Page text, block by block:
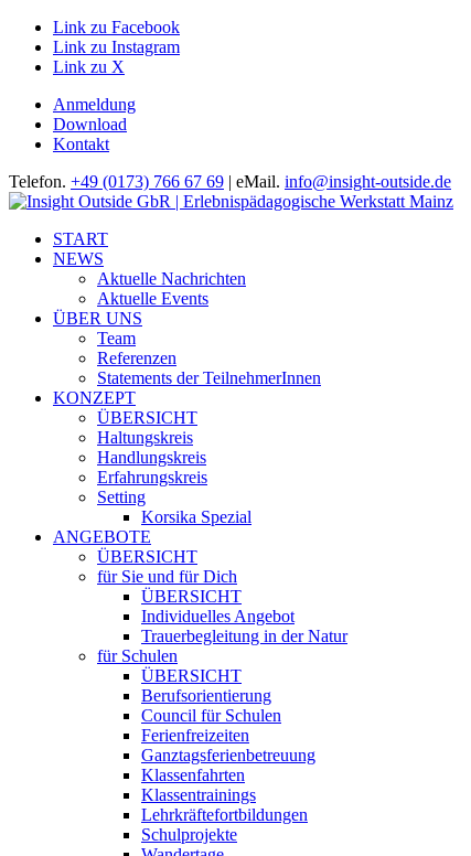
Link zu Facebook
Link zu Instagram
Link zu X
Anmeldung
Download
Kontakt
Telefon. +49 (0173) 766 67 69 | eMail. info@insight-outside.de
START
NEWS
Aktuelle Nachrichten
Aktuelle Events
ÜBER UNS
Team
Referenzen
Statements der TeilnehmerInnen
KONZEPT
ÜBERSICHT
Haltungskreis
Handlungskreis
Erfahrungskreis
Setting
Korsika Spezial
ANGEBOTE
ÜBERSICHT
für Sie und für Dich
ÜBERSICHT
Individuelles Angebot
Trauerbegleitung in der Natur
für Schulen
ÜBERSICHT
Berufsorientierung
Council für Schulen
Ferienfreizeiten
Ganztagsferienbetreuung
Klassenfahrten
Klassentrainings
Lehrkräftefortbildungen
Schulprojekte